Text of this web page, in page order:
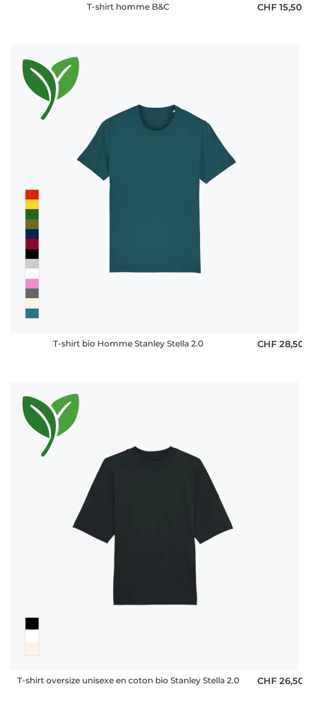
T-shirt homme B&C CHF 15,50
T-shirt bio Homme Stanley Stella 2.0 CHF 28,50
T-shirt oversize unisexe en coton bio Stanley Stella 2.0 CHF 26,50